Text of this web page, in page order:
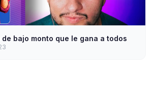
bajo monto que le gana a todos